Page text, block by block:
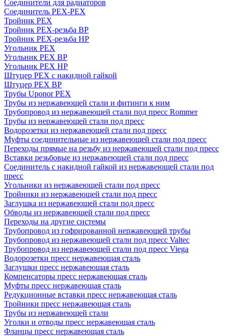
Соединители для радиаторов
Соединитель PEX-PEX
Тройник PEX
Тройник PEX-резьба ВР
Тройник PEX-резьба НР
Угольник PEX
Угольник PEX ВР
Угольник PEX НР
Штуцер PEX c накидной гайкой
Штуцер PEX ВР
Трубы Uponor PEX
Трубы из нержавеющей стали и фитинги к ним
Трубопровод из нержавеющей стали под пресс Rommer
Трубы из нержавеющей стали под пресс
Водорозетки из нержавеющей стали под пресс
Муфты соединительные из нержавеющей стали под пресс
Переходы прямые на резьбу из нержавеющей стали под пресс
Вставки резьбовые из нержавеющей стали под пресс
Соединитель с накидной гайкой из нержавеющей стали под
пресс
Угольники из нержавеющей стали под пресс
Тройники из нержавеющей стали под пресс
Заглушка из нержавеющей стали под пресс
Обводы из нержавеющей стали под пресс
Переходы на другие системы
Трубопровод из гофрированной нержавеющей трубы
Трубопровод из нержавеющей стали под пресс Valtec
Трубопровод из нержавеющей стали под пресс Viega
Водорозетки пресс нержавеющая сталь
Заглушки пресс нержавеющая сталь
Компенсаторы пресс нержавеющая сталь
Муфты пресс нержавеющая сталь
Редукционные вставки пресс нержавеющая сталь
Тройники пресс нержавеющая сталь
Трубы из нержавеющей стали
Уголки и отводы пресс нержавеющая сталь
Фланцы пресс нержавеющая сталь